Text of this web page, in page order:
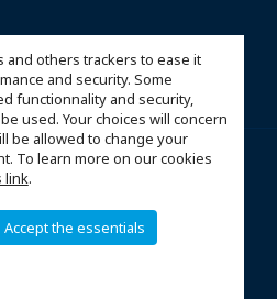
others trackers to ease it
and security. Some
functionnality and security,
used. Your choices will concern
be allowed to change your
To learn more on our cookies
link.
Accept the essentials